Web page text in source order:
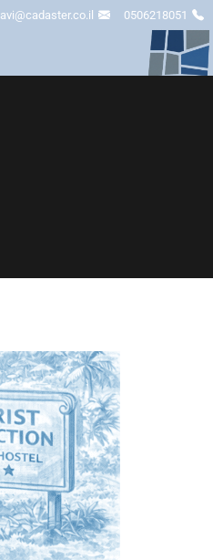
0506218051
avi@cadaster.co.il